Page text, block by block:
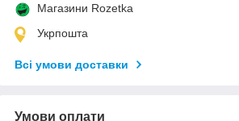
Магазини Rozetka
Укрпошта
Всі умови доставки
Умови оплати